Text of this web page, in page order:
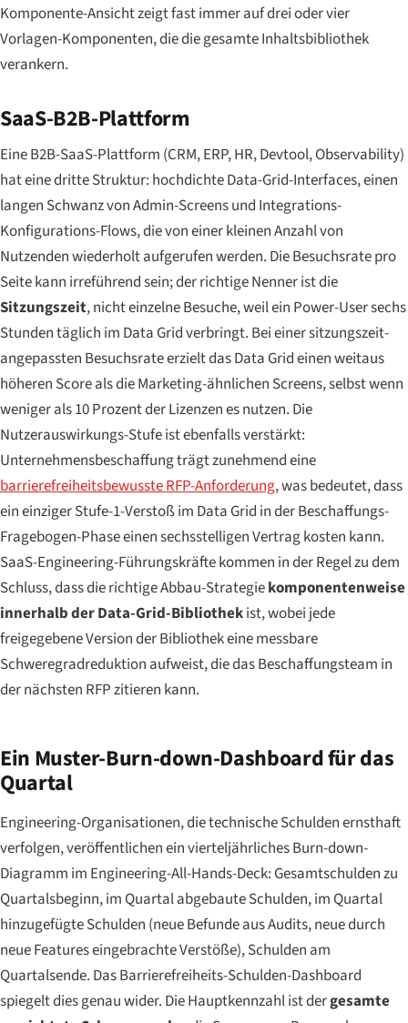
Komponente-Ansicht zeigt fast immer auf drei oder vier
Vorlagen-Komponenten, die die gesamte Inhaltsbibliothek
verankern.
SaaS-B2B-Plattform
Eine B2B-SaaS-Plattform (CRM, ERP, HR, Devtool, Observability)
hat eine dritte Struktur: hochdichte Data-Grid-Interfaces, einen
langen Schwanz von Admin-Screens und Integrations-
Konfigurations-Flows, die von einer kleinen Anzahl von
Nutzendenwiederholtaufgerufen werden. Die Besuchsrate pro
Seite kann irreführend sein; der richtige Nenner ist die
Sitzungszeit, nicht einzelne Besuche, weil ein Power-User sechs
Stunden täglich im Data Grid verbringt. Bei einer sitzungszeit-
angepassten Besuchsrate erzielt das Data Grid einen weitaus
höheren Score als die Marketing-ähnlichen Screens, selbst wenn
weniger als 10 Prozent der Lizenzen es nutzen. Die
Nutzerauswirkungs-Stufe ist ebenfalls verstärkt:
Unternehmensbeschaffung trägt zunehmend eine
barrierefreiheitsbewusste RFP-Anforderung, was bedeutet, dass
ein einziger Stufe-1-Verstoß im Data Grid in der Beschaffungs-
Fragebogen-Phase einen sechsstelligen Vertrag kosten kann.
SaaS-Engineering-Führungskräfte kommen in der Regel zu dem
Schluss, dass die richtige Abbau-Strategiekomponentenweise
innerhalb der Data-Grid-Bibliothekist, wobei jede
freigegebene Version der Bibliothek eine messbare
Schweregradreduktion aufweist, die das Beschaffungsteam in
der nächsten RFP zitieren kann.
Ein Muster-Burn-down-Dashboard für das
Quartal
Engineering-Organisationen, die technische Schulden ernsthaft
verfolgen, veröffentlichen ein vierteljährliches Burn-down-
Diagramm im Engineering-All-Hands-Deck: Gesamtschulden zu
Quartalsbeginn, im Quartal abgebaute Schulden, im Quartal
hinzugefügte Schulden (neue Befunde aus Audits, neue durch
neue Features eingebrachte Verstöße), Schulden am
Quartalsende. Das Barrierefreiheits-Schulden-Dashboard
spiegelt dies genau wider. Die Hauptkennzahl ist dergesamte